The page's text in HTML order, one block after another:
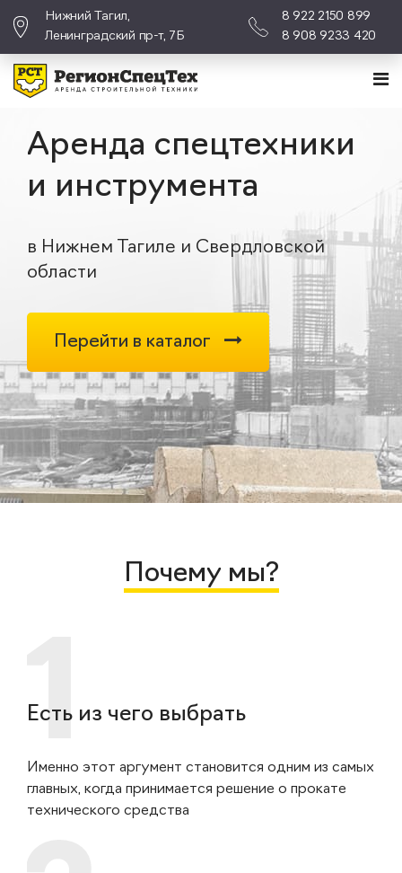
Нижний Тагил,
Ленинградский пр-т, 7Б
8 922 2150 899
8 908 9233 420
Аренда спецтехники
и инструмента
в Нижнем Тагиле и Свердловской
области
Перейти в каталог
Почему мы?
Есть из чего выбрать
Именно этот аргумент становится одним из самых
главных, когда принимается решение о прокате
технического средства